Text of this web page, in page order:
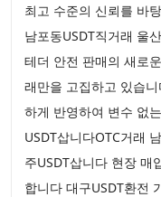
최고 수준의 신뢰를 바
남포동USDT직거래 울
테더 안전 판매의 새로
래만을 고집하고 있습
하게 반영하여 변수 없
USDT삽니다OTC거래
주USDT삽니다 현장 매
합니다 대구USDT환전